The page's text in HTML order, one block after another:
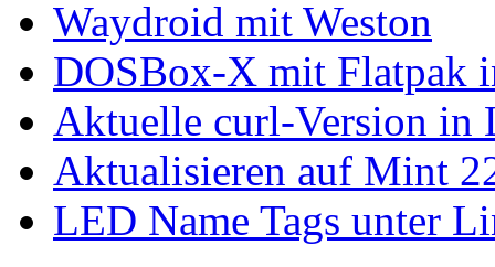
Waydroid mit Weston
DOSBox-X mit Flatpak
Aktuelle curl-Version in
Aktualisieren auf Mint
LED Name Tags unter